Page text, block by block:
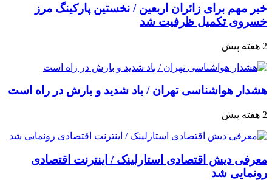
خبر مهم برای زائران اربعین / نخستین پارکینگ مرز
خسروی تکمیل ظرفیت شد
2 هفته پیش
هشدار هواشناسی تهران / باد شدید و بارش در راه است
2 هفته پیش
معرفی دیش اقتصادی استارلینک / اینترنت اقتصادی
رونمایی شد